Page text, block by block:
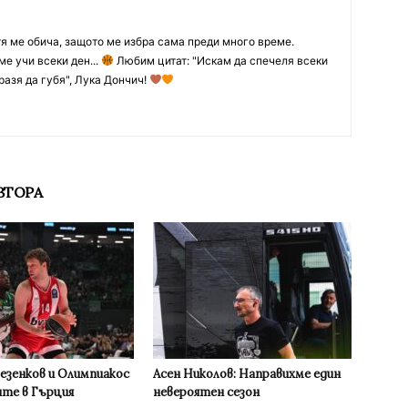
ме обича, защото ме избра сама преди много време.
учи всеки ден...
Любим цитат: "Искам да спечеля всеки
да губя", Лука Дончич!
и Олимпиакос
в Гърция
Асен Николов: Направихме един
невероятен сезон